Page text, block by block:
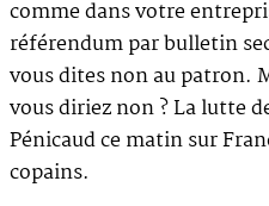
comme dans votre
référendum par bulletin
vous dites non au patron.
vous diriez non ? La lutte
Pénicaud ce matin sur
copains.